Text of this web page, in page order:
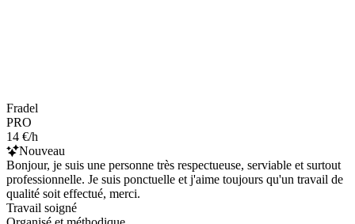
Fradel
PRO
14 €/h
Nouveau
Bonjour, je suis une personne très respectueuse, serviable et surtout
professionnelle. Je suis ponctuelle et j'aime toujours qu'un travail de
qualité soit effectué, merci.
Travail soigné